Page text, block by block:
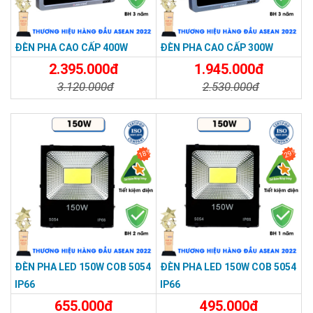
Ứng dụng phổ biến của đèn pha led 150w
Đèn pha led 150w được ứng dụng rộng rãi trong nhiều lĩnh vực
khác nhau:
Chiếu sáng sân vườn và khu resort
Đèn pha led sân vườn 150W là lựa chọn lý tưởng cho các villa,
resort, khách sạn cần tạo không gian sang trọng. Góc chiếu
120 độ phủ sáng diện tích rộng, giúp tôn lên vẻ đẹp của cảnh
ĐÈN PHA CAO CẤP 400W
2.395.000đ
3.120.000đ
ĐÈN PHA CAO CẤP 300W
1.945.000đ
2.530.000đ
18%
ĐÈN PHA LED 150W COB 5054
IP66
655.000đ
29%
ĐÈN PHA LED 150W COB 5054
IP66
495.000đ